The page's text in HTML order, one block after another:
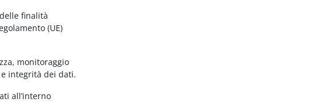
finalità
(UE)
monitoraggio
integrità dei dati.
all’interno